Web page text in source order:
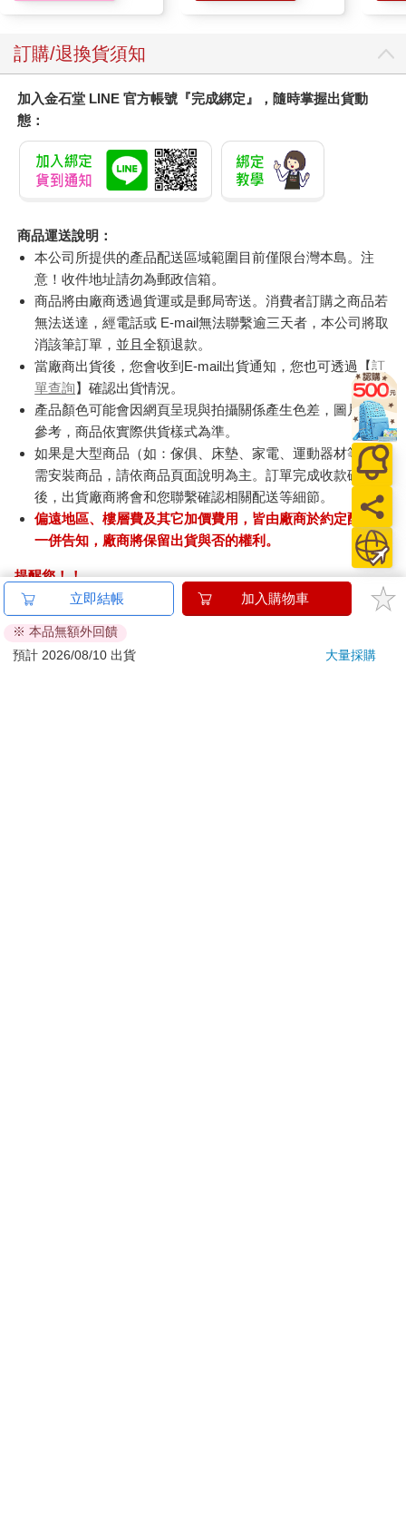
訂購/退換貨須知
加入金石堂 LINE 官方帳號『完成綁定』，隨時掌握出貨動
態：
商品運送說明：
本公司所提供的產品配送區域範圍目前僅限台灣本島。注
意！收件地址請勿為郵政信箱。
商品將由廠商透過貨運或是郵局寄送。消費者訂購之商品若
無法送達，經電話或 E-mail無法聯繫逾三天者，本公司將取
消該筆訂單，並且全額退款。
當廠商出貨後，您會收到E-mail出貨通知，您也可透過【訂
單查詢】確認出貨情況。
產品顏色可能會因網頁呈現與拍攝關係產生色差，圖片僅供
參考，商品依實際供貨樣式為準。
如果是大型商品（如：傢俱、床墊、家電、運動器材等）及
需安裝商品，請依商品頁面說明為主。訂單完成收款確認
後，出貨廠商將會和您聯繫確認相關配送等細節。
偏遠地區、樓層費及其它加價費用，皆由廠商於約定配送時
一併告知，廠商將保留出貨與否的權利。
提醒您！！
金石堂及銀行均不會請您操作ATM! 如接獲電話要求您前往
ATM提款機，請不要聽從指示，以免受騙上當！
退換貨須知：
立即結帳 加入購物車
※ 本品無額外回饋
預計 2026/08/10 出貨
大量採購